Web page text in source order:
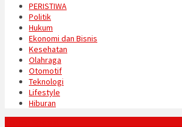
PERISTIWA
Politik
Hukum
Ekonomi dan Bisnis
Kesehatan
Olahraga
Otomotif
Teknologi
Lifestyle
Hiburan